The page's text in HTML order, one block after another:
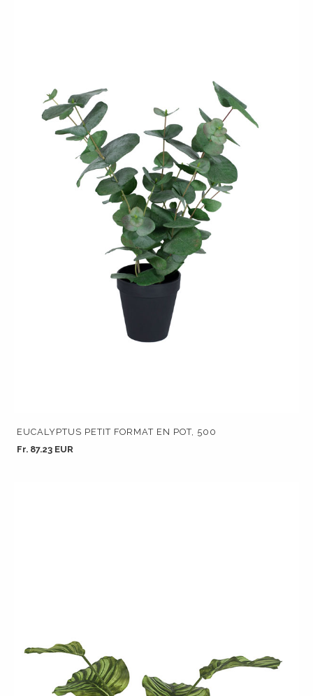
EUCALYPTUS PETIT FORMAT EN POT, 500
Fr. 87.23 EUR